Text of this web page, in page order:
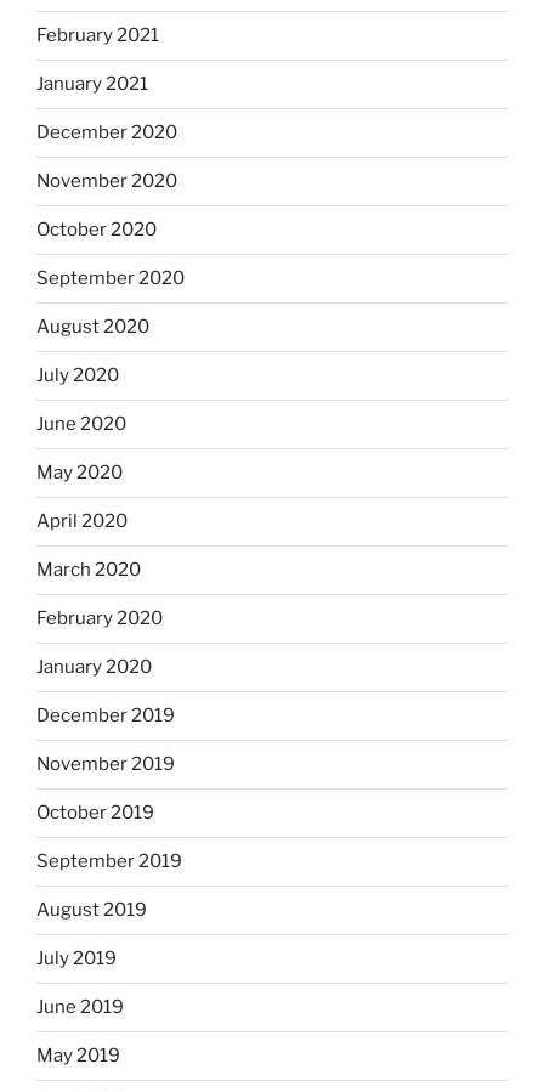
February 2021
January 2021
December 2020
November 2020
October 2020
September 2020
August 2020
July 2020
June 2020
May 2020
April 2020
March 2020
February 2020
January 2020
December 2019
November 2019
October 2019
September 2019
August 2019
July 2019
June 2019
May 2019